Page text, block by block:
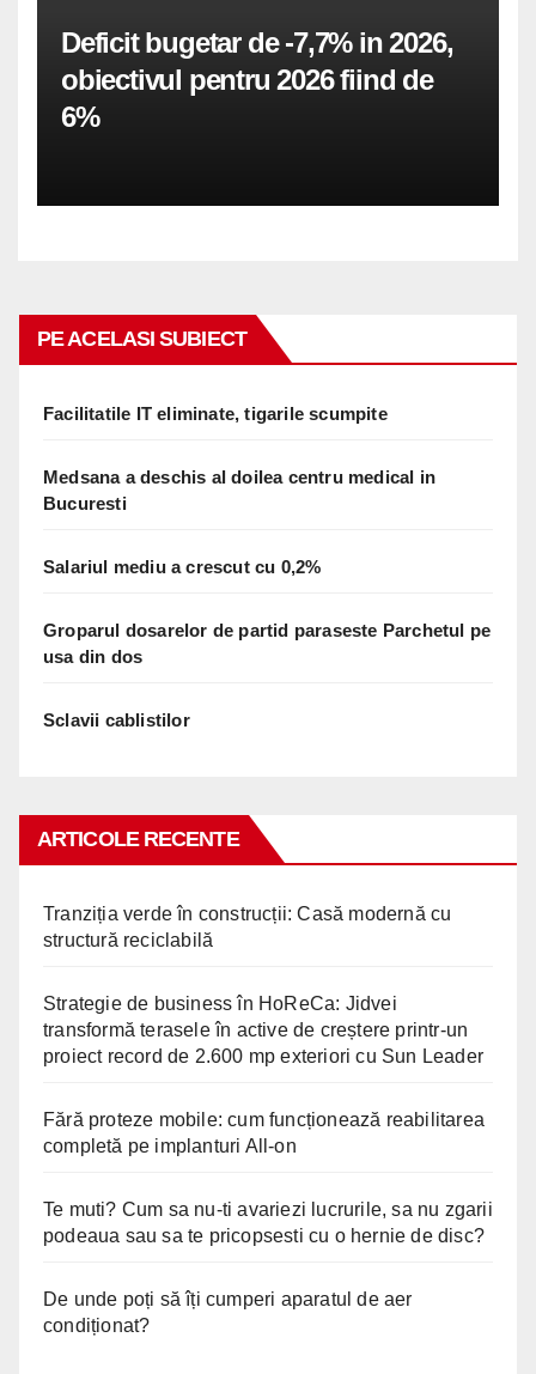
Deficit bugetar de -7,7% in 2026,
obiectivul pentru 2026 fiind de
6%
PE ACELASI SUBIECT
Facilitatile IT eliminate, tigarile scumpite
Medsana a deschis al doilea centru medical in
Bucuresti
Salariul mediu a crescut cu 0,2%
Groparul dosarelor de partid paraseste Parchetul pe
usa din dos
Sclavii cablistilor
ARTICOLE RECENTE
Tranziția verde în construcții: Casă modernă cu
structură reciclabilă
Strategie de business în HoReCa: Jidvei
transformă terasele în active de creștere printr-un
proiect record de 2.600 mp exteriori cu Sun Leader
Fără proteze mobile: cum funcționează reabilitarea
completă pe implanturi All-on
Te muti? Cum sa nu-ti avariezi lucrurile, sa nu zgarii
podeaua sau sa te pricopsesti cu o hernie de disc?
De unde poți să îți cumperi aparatul de aer
condiționat?